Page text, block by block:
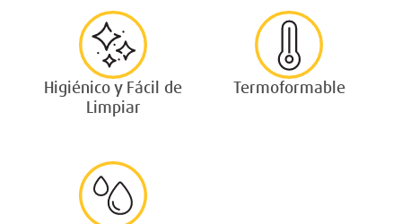
Higiénico y Fácil de
Limpiar
Termoformable